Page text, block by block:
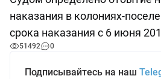
наказания в колониях-
срока наказания с 6 июня
51492 0
Подписывайтесь на наш